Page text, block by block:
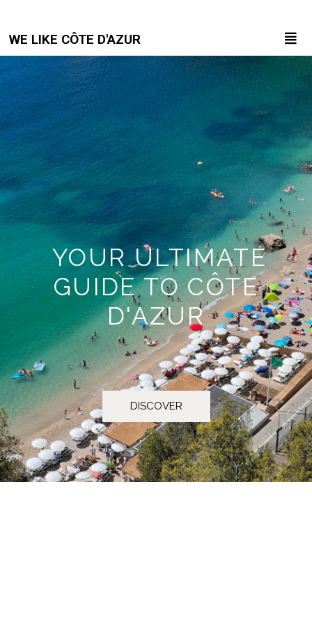
WE LIKE CÔTE D'AZUR
YOUR ULTIMATE
GUIDE TO CÔTE
D'AZUR
DISCOVER